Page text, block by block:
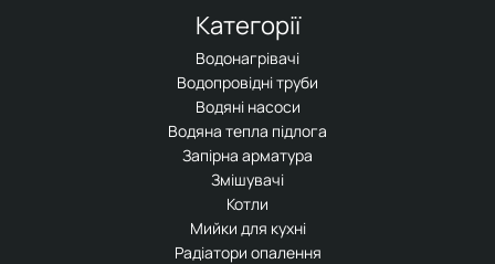
Категорії
Водонагрівачі
Водопровідні труби
Водяні насоси
Водяна тепла підлога
Запірна арматура
Змішувачі
Котли
Мийки для кухні
Радіатори опалення